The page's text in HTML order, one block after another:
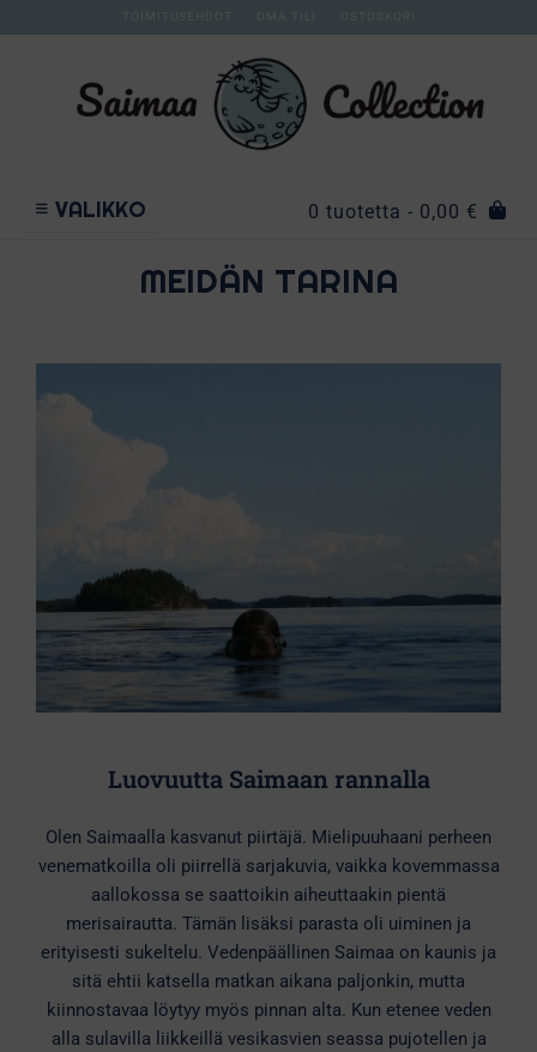
TOIMITUSEHDOT OMA TILI OSTOSKORI
VALIKKO 0 tuotetta - 0,00 €
MEIDÄN TARINA
Luovuutta Saimaan rannalla
Olen Saimaalla kasvanut piirtäjä. Mielipuuhaani perheen
venematkoilla oli piirrellä sarjakuvia, vaikka kovemmassa
aallokossa se saattoikin aiheuttaakin pientä
merisairautta. Tämän lisäksi parasta oli uiminen ja
erityisesti sukeltelu. Vedenpäällinen Saimaa on kaunis ja
sitä ehtii katsella matkan aikana paljonkin, mutta
kiinnostavaa löytyy myös pinnan alta. Kun etenee veden
alla sulavilla liikkeillä vesikasvien seassa pujotellen ja